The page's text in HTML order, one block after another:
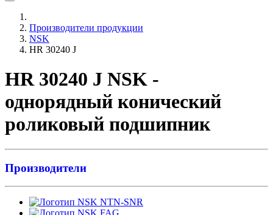
Производители продукции
NSK
HR 30240 J
HR 30240 J NSK -
однорядный конический
роликовый подшипник
Производители
NTN-SNR